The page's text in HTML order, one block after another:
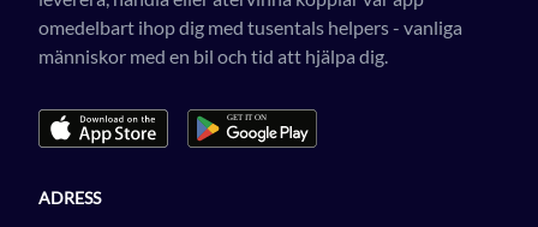
omedelbart ihop dig med tusentals helpers - vanliga
människor med en bil och tid att hjälpa dig.
ADRESS